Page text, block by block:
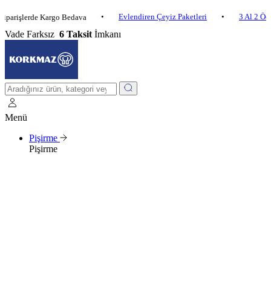
Kargo Bedava • Evlendiren Çeyiz Paketleri • 3 Al 2 Öde •
Vade Farksız 6 Taksit İmkanı
Menü
Pişirme
Pişirme